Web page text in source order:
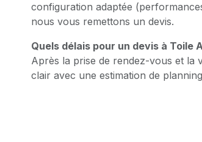
configuration adaptée
nous vous remettons un devis.
Quels délais pour un devis à Toile
Après la prise de rendez-vous et la
clair avec une estimation de